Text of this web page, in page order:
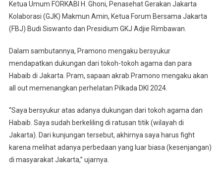
Ketua Umum FORKABI H. Ghoni, Penasehat Gerakan Jakarta
Kolaborasi (GJK) Makmun Amin, Ketua Forum Bersama Jakarta
(FBJ) Budi Siswanto dan Presidium GKJ Adjie Rimbawan.
Dalam sambutannya, Pramono mengaku bersyukur
mendapatkan dukungan dari tokoh-tokoh agama dan para
Habaib di Jakarta. Pram, sapaan akrab Pramono mengaku akan
all out memenangkan perhelatan Pilkada DKI 2024.
“Saya bersyukur atas adanya dukungan dari tokoh agama dan
Habaib. Saya sudah berkeliling di ratusan titik (wilayah di
Jakarta). Dari kunjungan tersebut, akhirnya saya harus fight
karena melihat adanya perbedaan yang luar biasa (kesenjangan)
di masyarakat Jakarta,” ujarnya.